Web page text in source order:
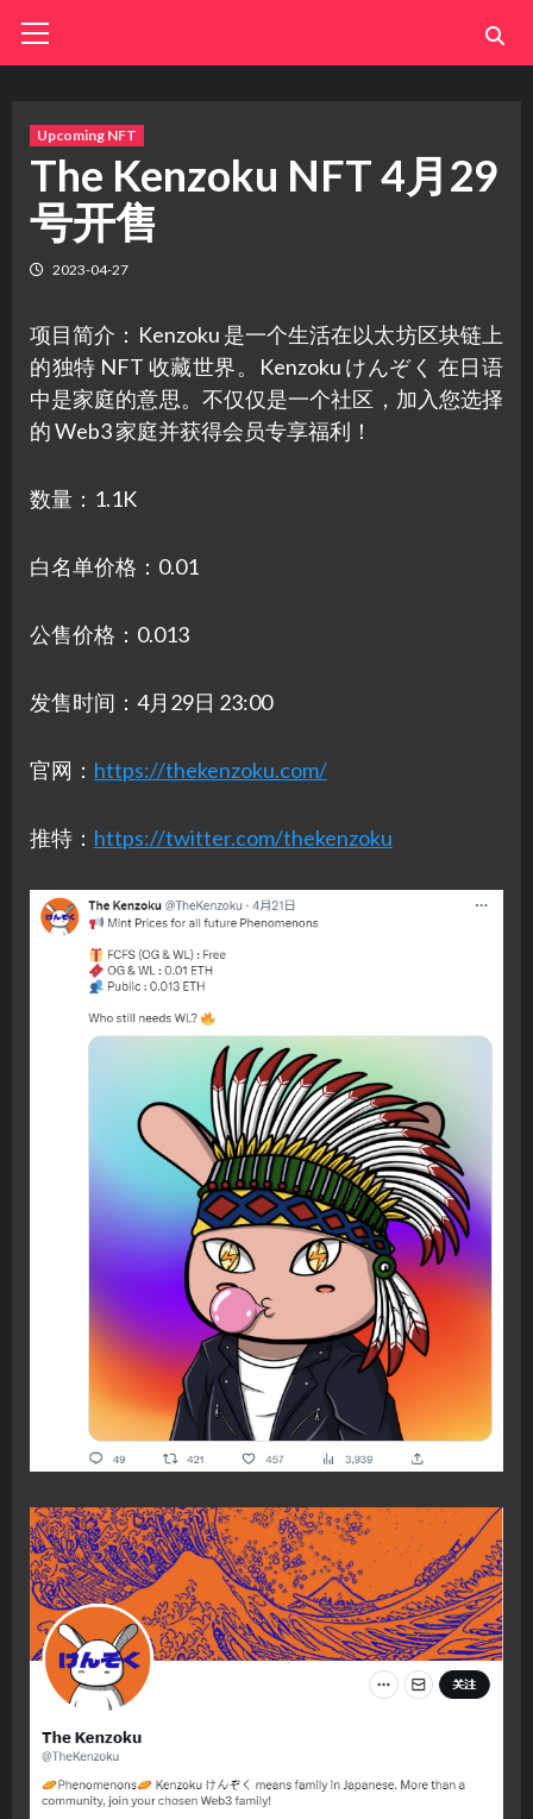
Menu
Upcoming NFT
The Kenzoku NFT 4月29
号开售
2023-04-27
项目简介：Kenzoku 是一个生活在以太坊区块链上
的独特 NFT 收藏世界。Kenzoku けんぞく 在日语
中是家庭的意思。不仅仅是一个社区，加入您选择
的 Web3 家庭并获得会员专享福利！
数量：1.1K
白名单价格：0.01
公售价格：0.013
发售时间：4月29日 23:00
官网： https://thekenzoku.com/
推特： https://twitter.com/thekenzoku